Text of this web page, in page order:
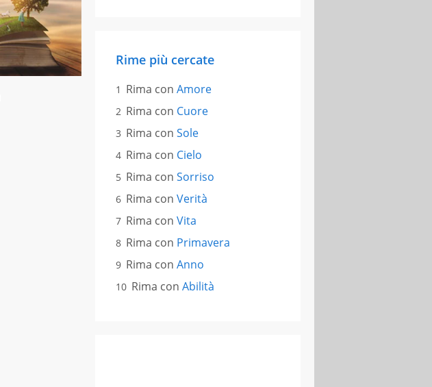
Rime più cercate
Rima con Amore
Rima con Cuore
Rima con Sole
Rima con Cielo
Rima con Sorriso
Rima con Verità
Rima con Vita
Rima con Primavera
Rima con Anno
Rima con Abilità